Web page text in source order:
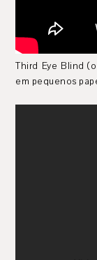
Third Eye Blind
em pequenos